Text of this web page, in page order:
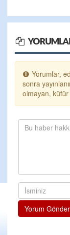
Yorumlar,
sonra
olmayan,
Yorum Gönder